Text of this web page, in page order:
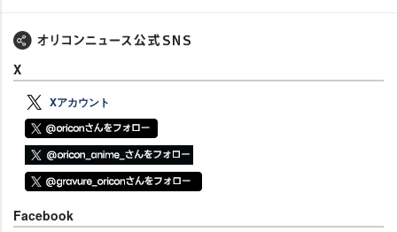
X
Xアカウント
Facebook